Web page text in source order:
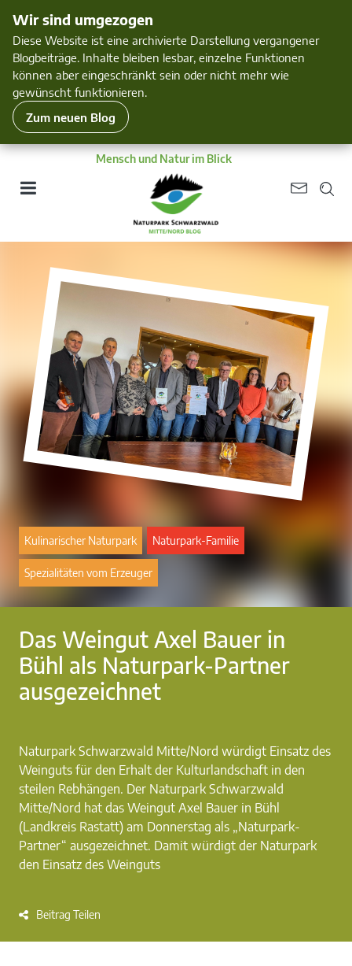
Wir sind umgezogen
Diese Website ist eine archivierte Darstellung vergangener
Blogbeiträge. Inhalte bleiben lesbar, einzelne Funktionen
können aber eingeschränkt sein oder nicht mehr wie
gewünscht funktionieren.
Zum neuen Blog
Mensch und Natur im Blick
Das Weingut Axel Bauer in
Bühl als Naturpark-Partner
ausgezeichnet
Naturpark Schwarzwald Mitte/Nord würdigt Einsatz des
Weinguts für den Erhalt der Kulturlandschaft in den
steilen Rebhängen. Der Naturpark Schwarzwald
Mitte/Nord hat das Weingut Axel Bauer in Bühl
(Landkreis Rastatt) am Donnerstag als „Naturpark-
Partner“ ausgezeichnet. Damit würdigt der Naturpark
den Einsatz des Weinguts
Beitrag Teilen
Kulinarischer Naturpark Naturpark-Familie
Spezialitäten vom Erzeuger